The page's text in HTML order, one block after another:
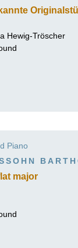
Hewig-Tröscher
Piano
major